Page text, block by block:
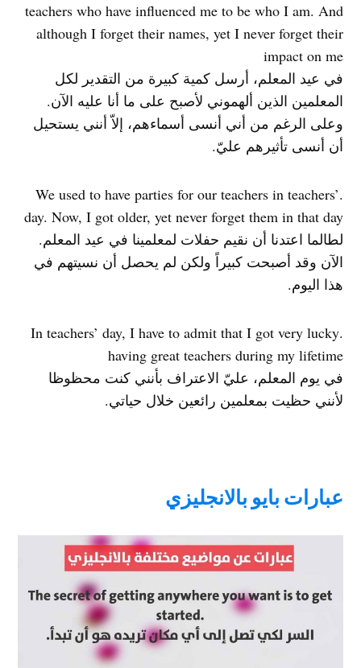
teachers who have influenced me to be who I am. And
although I forget their names, yet I never forget their
impact on me
في عيد المعلم، أرسل كمية كبيرة من التقدير لكل
المعلمين الذين ألهموني لأصبح على ما أنا عليه الآن.
وعلى الرغم من أني أنسى أسماءهم، إلاّ أنني يستحيل
أن أنسى تأثيرهم عليّ.
.We used to have parties for our teachers in teachers’
day. Now, I got older, yet never forget them in that day
لطالما اعتدنا أن نقيم حفلات لمعلمينا في عيد المعلم.
الآن وقد أصبحت كبيراً ولكن لم يحصل أن نسيتهم في
هذا اليوم.
.In teachers’ day, I have to admit that I got very lucky
having great teachers during my lifetime
في يوم المعلم، عليّ الاعتراف بأنني كنت محظوظا
لأنني حظيت بمعلمين رائعين خلال حياتي.
عبارات بايو بالانجليزي